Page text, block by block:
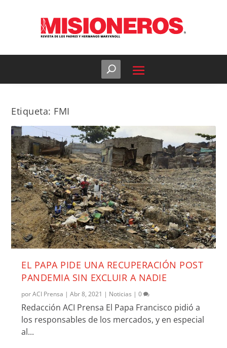
Etiqueta: FMI
EL PAPA PIDE UNA RECUPERACIÓN POST
PANDEMIA SIN EXCLUIR A NADIE
porACI Prensa |Abr 8, 2021 | Noticias |0
Redacción ACI Prensa El Papa Francisco pidió a
los responsables de los mercados, y en especial
al...